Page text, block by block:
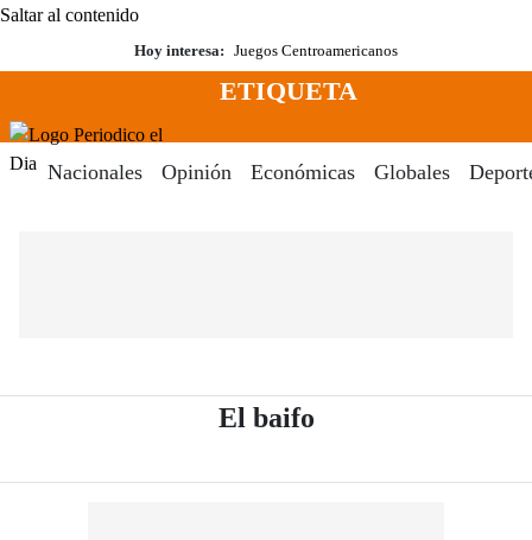
Saltar al contenido
Hoy interesa: Juegos Centroamericanos
Menú
ETIQUETA
Nacionales Opinión Económicas Globales
El baifo- Periódico El